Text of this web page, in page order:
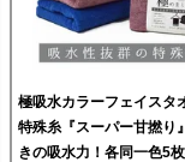
極吸水カラーフェイスタ
特殊糸『スーパー甘撚り
きの吸水力！各同一色5